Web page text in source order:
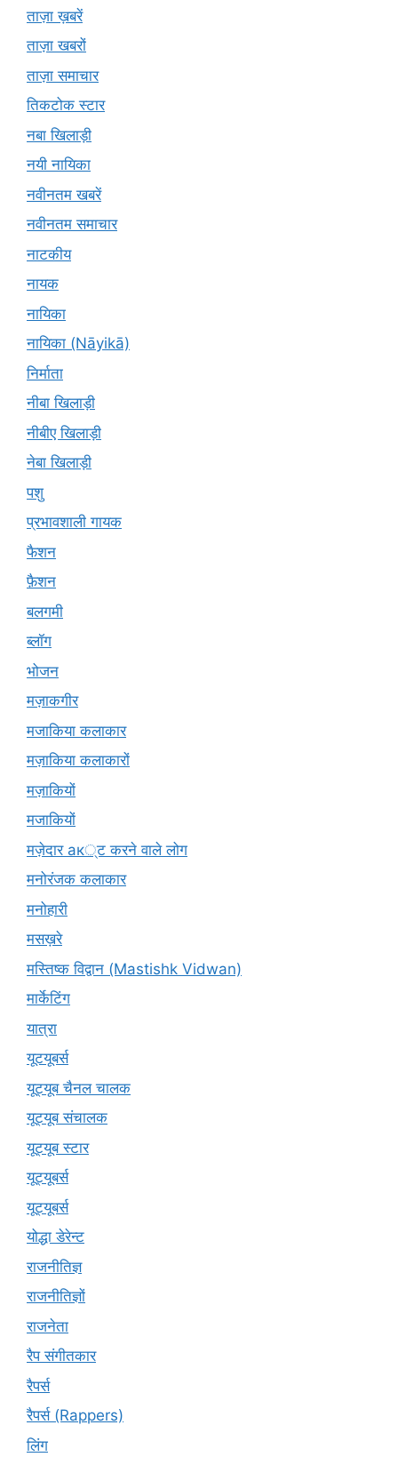
ताज़ा ख़बरें
ताज़ा खबरों
ताज़ा समाचार
तिकटोक स्टार
नबा खिलाड़ी
नयी नायिका
नवीनतम खबरें
नवीनतम समाचार
नाटकीय
नायक
नायिका
नायिका (Nāyikā)
निर्माता
नीबा खिलाड़ी
नीबीए खिलाड़ी
नेबा खिलाड़ी
पशु
प्रभावशाली गायक
फैशन
फ़ैशन
बलगमी
ब्लॉग
भोजन
मज़ाकगीर
मजाकिया कलाकार
मज़ाकिया कलाकारों
मज़ाकियों
मजाकियों
मज़ेदार ак्ट करने वाले लोग
मनोरंजक कलाकार
मनोहारी
मसख़रे
मस्तिष्क विद्वान (Mastishk Vidwan)
मार्केटिंग
यात्रा
यूटयूबर्स
यूट्यूब चैनल चालक
यूट्यूब संचालक
यूट्यूब स्टार
यूट्यूबर्स
यूट्‍यूबर्स
योद्धा डेरेन्ट
राजनीतिज्ञ
राजनीतिज्ञों
राजनेता
रैप संगीतकार
रैपर्स
रैपर्स (Rappers)
लिंग